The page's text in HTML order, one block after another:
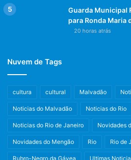
Guarda Municipal
para Ronda Maria
20 horas atrás
Nuvem de Tags
cultura cultural Malvadão
Noticias do Malvadão Noticias do Rio
Noticias do Rio de Janeiro Novidades
Novidades do Mengão Rio Rio de
Rubro-Negro da Gávea Ultimas